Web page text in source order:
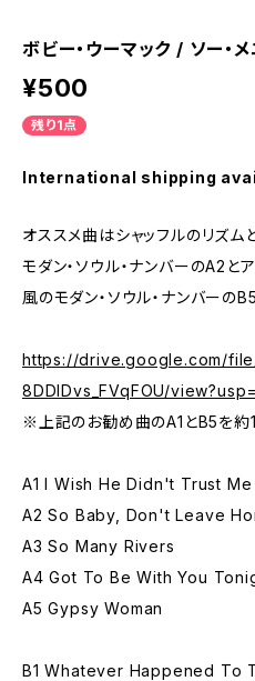
ボビー・ウーマック / ソー・
¥500
残り1点
International shipping
オススメ曲はシャッフルのリズ
モダン・ソウル・ナンバーのA2と
風のモダン・ソウル・ナンバーの
https://drive.google.com/
8DDIDvs_FVqFOU/
※上記のお勧め曲のA1とB5を約
A1 I Wish He Didn't Trust Me
A2 So Baby, Don't Leave
A3 So Many Rivers
A4 Got To Be With You
A5 Gypsy Woman
B1 Whatever Happened To